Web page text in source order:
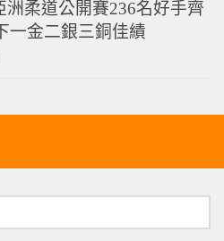
洲柔道公開賽236名好手齊
一金二銀三銅佳績